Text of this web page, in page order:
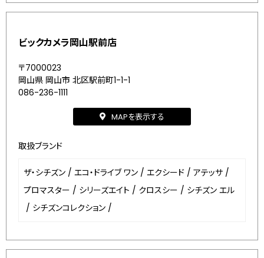
ビックカメラ岡山駅前店
〒7000023
岡山県 岡山市 北区駅前町1-1-1
086-236-1111
MAPを表示する
取扱ブランド
ザ・シチズン / エコ・ドライブ ワン / エクシード / アテッサ /
プロマスター / シリーズエイト / クロスシー / シチズン エル
/ シチズンコレクション /